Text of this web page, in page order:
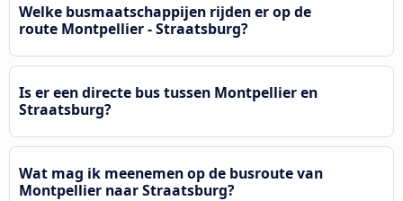
Welke busmaatschappijen rijden er op de
route Montpellier - Straatsburg?
Is er een directe bus tussen Montpellier en
Straatsburg?
Wat mag ik meenemen op de busroute van
Montpellier naar Straatsburg?